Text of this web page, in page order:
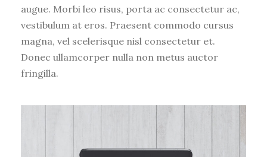
augue. Morbi leo risus, porta ac consectetur ac,
vestibulum at eros. Praesent commodo cursus
magna, vel scelerisque nisl consectetur et.
Donec ullamcorper nulla non metus auctor
fringilla.